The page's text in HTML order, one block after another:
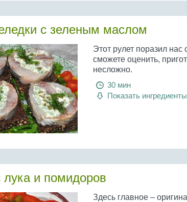
с зеленым маслом
Этот рулет поразил
сможете оценить,
несложно.
30 мин
Показать ингредиенты
лука и помидоров
Здесь главное –